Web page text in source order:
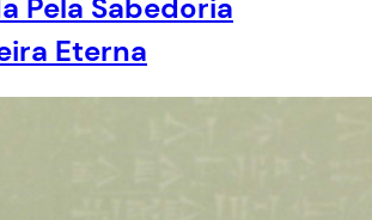
Pela Sabedoria
Eterna